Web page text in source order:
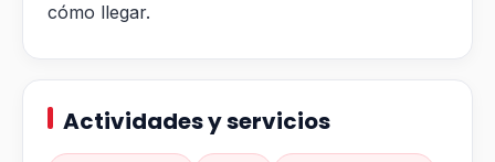
cómo llegar.
Actividades y servicios